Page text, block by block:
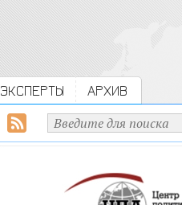
ЭКСПЕРТЫ АРХИВ